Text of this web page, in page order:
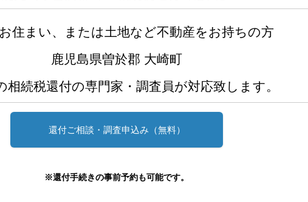
住まい、または土地など不動産をお持ちの方
鹿児島県曽於郡 大崎町
相続税還付の専門家・調査員が対応致します。
還付ご相談・調査申込み（無料）
※還付手続きの事前予約も可能です。